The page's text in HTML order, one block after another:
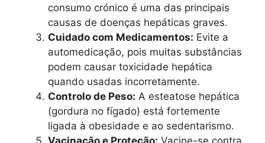
consumo crónico é uma das principais
causas de doenças hepáticas graves.
Cuidado com Medicamentos: Evite a
automedicação, pois muitas substâncias
podem causar toxicidade hepática
quando usadas incorretamente.
Controlo de Peso: A esteatose hepática
(gordura no fígado) está fortemente
ligada à obesidade e ao sedentarismo.